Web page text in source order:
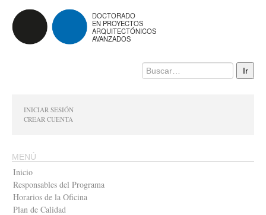
DOCTORADO
EN PROYECTOS
ARQUITECTÓNICOS
AVANZADOS
INICIAR SESIÓN
CREAR CUENTA
MENÚ
Inicio
Responsables del Programa
Horarios de la Oficina
Plan de Calidad